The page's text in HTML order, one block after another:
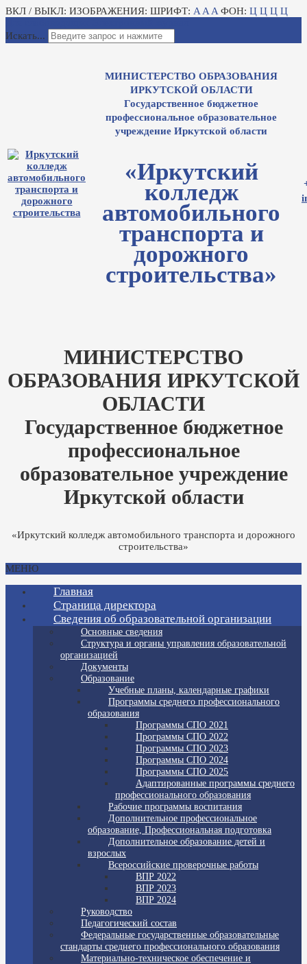
ВКЛ / ВЫКЛ: ИЗОБРАЖЕНИЯ: ШРИФТ: A A A ФОН: Ц Ц Ц Ц
Искать...
МИНИСТЕРСТВО ОБРАЗОВАНИЯ
ИРКУТСКОЙ ОБЛАСТИ
Государственное бюджетное
профессиональное образовательное
учреждение Иркутской области
«Иркутский
колледж
автомобильного
транспорта и
дорожного
строительства»
МИНИСТЕРСТВО
ОБРАЗОВАНИЯ ИРКУТСКОЙ
ОБЛАСТИ
Государственное бюджетное
профессиональное
образовательное учреждение
Иркутской области
«Иркутский колледж автомобильного транспорта и дорожного
строительства»
МЕНЮ
Главная
Страница директора
Сведения об образовательной организации
Основные сведения
Структура и органы управления образовательной
организацией
Документы
Образование
Учебные планы, календарные графики
Программы среднего профессионального
образования
Программы СПО 2021
Программы СПО 2022
Программы СПО 2023
Программы СПО 2024
Программы СПО 2025
Адаптированные программы среднего
профессионального образования
Рабочие программы воспитания
Дополнительное профессиональное
образование, Профессиональная подготовка
Дополнительное образование детей и
взрослых
Всероссийские проверочные работы
ВПР 2022
ВПР 2023
ВПР 2024
Руководство
Педагогический состав
Федеральные государственные образовательные
стандарты среднего профессионального образования
Материально-техническое обеспечение и